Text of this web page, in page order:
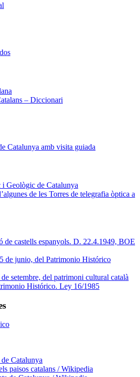
– Diccionari
Catalunya amb visita guiada
Geològic de Catalunya
de les Torres de telegrafia òptica a
de castells espanyols. D. 22.4.1949, BOE
de junio, del Patrimonio Histórico
setembre, del patrimoni cultural català
Histórico. Ley 16/1985
Catalunya
paisos catalans / Wikipedia